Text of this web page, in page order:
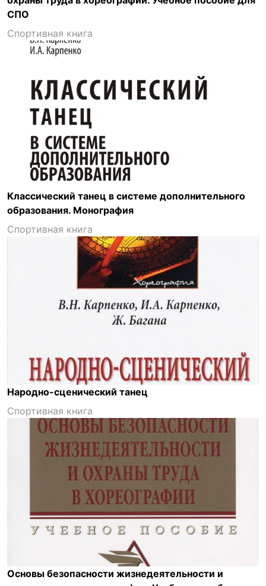
СПО
Спортивная книга
Классический танец в системе дополнительного
образования. Монография
Спортивная книга
Народно-сценический танец
Спортивная книга
Основы безопасности жизнедеятельности и